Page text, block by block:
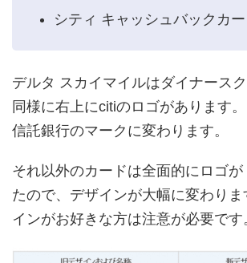
シティ キャッシュバックカー
デルタ スカイマイルはダイナース
同様に右上にcitiのロゴがあります
信託銀行のマークに変わります。
それ以外のカードは全面的にロゴ
たので、デザインが大幅に変わり
インがお好きな方は注意が必要です